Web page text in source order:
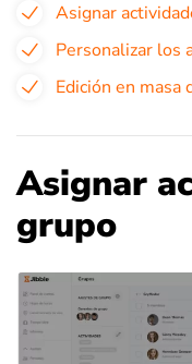
Asignar
Personalizar los
Edición en masa
Asignar
grupo